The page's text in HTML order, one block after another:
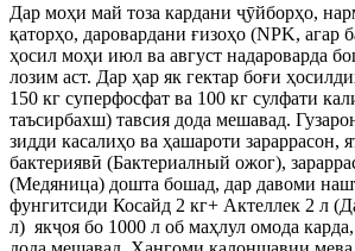
Дар моҳи май тоза кардани ҷӯйборҳо,
қаторҳо, даровардани ғизоҳо (NPK, агар
ҳосил моҳи июл ва август надароварда
лозим аст. Дар ҳар як гектар боғи
150 кг суперфосфат ва 100 кг сулфати
таъсирбахш) тавсия дода мешавад.
зидди касалиҳо ва ҳашароти зараррасон,
бактериявӣ (Бактериалный ожог),
(Медяница) дошта бошад, дар давоми
фунгитсиди Косайд 2 кг+ Актеллек 2 л
л) якҷоя бо 1000 л об маҳлул омода